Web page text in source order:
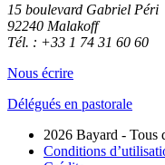
15 boulevard Gabriel Péri
92240 Malakoff
Tél. : +33 1 74 31 60 60
Nous écrire
Délégués en pastorale
2026 Bayard - Tous
Conditions